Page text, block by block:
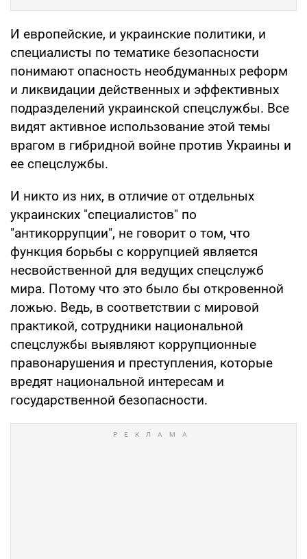
И европейские, и украинские политики, и
специалисты по тематике безопасности
понимают опасность необдуманных реформ
и ликвидации действенных и эффективных
подразделений украинской спецслужбы. Все
видят активное использование этой темы
врагом в гибридной войне против Украины и
ее спецслужбы.
И никто из них, в отличие от отдельных
украинских "специалистов" по
"антикоррупции", не говорит о том, что
функция борьбы с коррупцией является
несвойственной для ведущих спецслужб
мира. Потому что это было бы откровенной
ложью. Ведь, в соответствии с мировой
практикой, сотрудники национальной
спецслужбы выявляют коррупционные
правонарушения и преступления, которые
вредят национальной интересам и
государственной безопасности.